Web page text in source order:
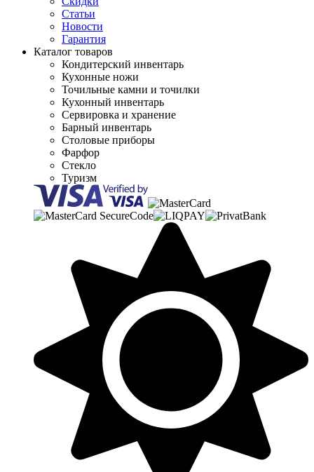
Статьи
Новости
Гарантия
Каталог товаров
Кондитерский инвентарь
Кухонные ножи
Точильные камни и точилки
Кухонный инвентарь
Сервировка и хранение
Барный инвентарь
Столовые приборы
Фарфор
Стекло
Туризм